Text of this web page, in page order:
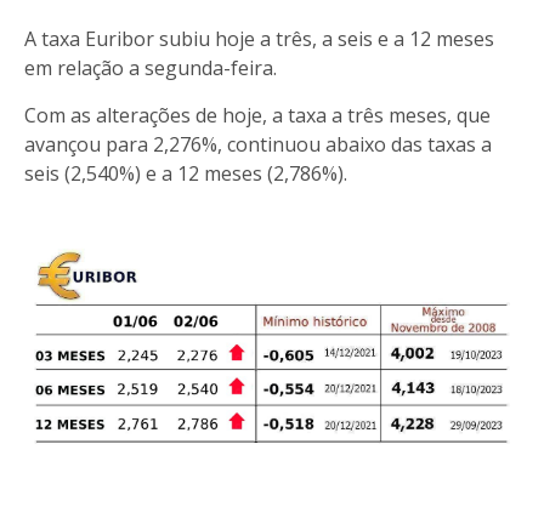
A taxa Euribor subiu hoje a três, a seis e a 12 meses
em relação a segunda-feira.
Com as alterações de hoje, a taxa a três meses, que
avançou para 2,276%, continuou abaixo das taxas a
seis (2,540%) e a 12 meses (2,786%).